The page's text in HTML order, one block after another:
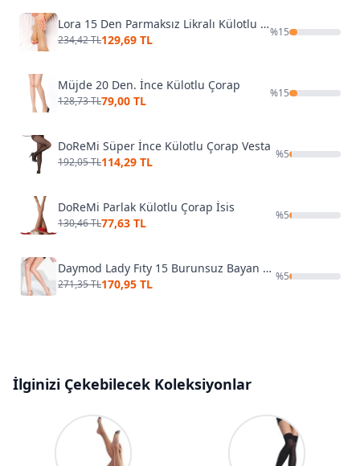
Lora 15 Den Parmaksız Likralı Külotlu Çorap
234,42 TL129,69 TL
%15
Müjde 20 Den. İnce Külotlu Çorap
128,73 TL79,00 TL
%15
DoReMi Süper İnce Külotlu Çorap Vesta
192,05 TL114,29 TL
%5
DoReMi Parlak Külotlu Çorap İsis
130,46 TL77,63 TL
%5
Daymod Lady Fıty 15 Burunsuz Bayan Külotlu Çorap D1111128
271,35 TL170,95 TL
%5
İlginizi Çekebilecek Koleksiyonlar